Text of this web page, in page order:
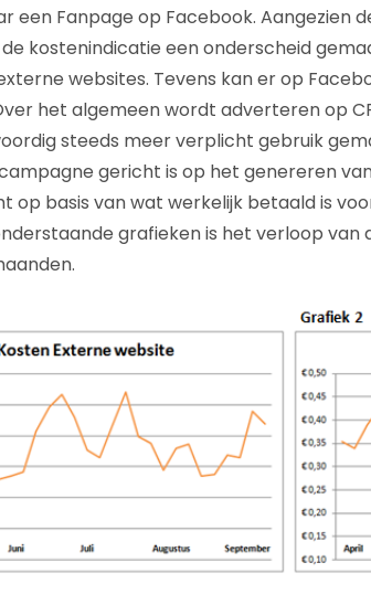
een Fanpage op Facebook. Aangezien
kostenindicatie een onderscheid
websites. Tevens kan er op
het algemeen wordt adverteren op
steeds meer verplicht gebruik
gericht is op het genereren
op basis van wat werkelijk betaald is
grafieken is het verloop van